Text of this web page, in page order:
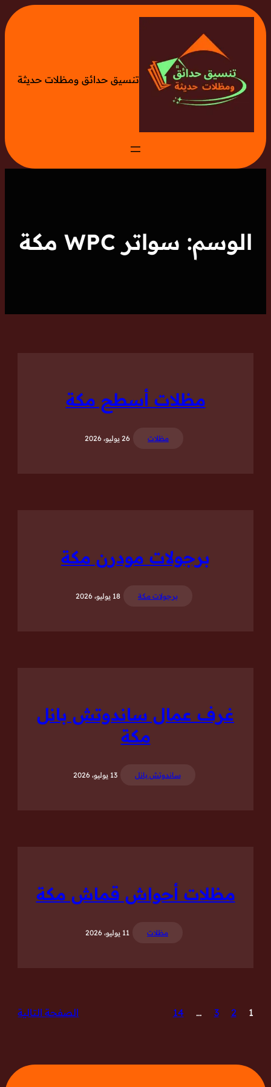
تخطى
إلى
تنسيق حدائق ومظلات حديثة
الوسم: سواتر WPC مكة
مظلات أسطح مكة
مظلات 26 يوليو، 2026
برجولات مودرن مكة
برجولات مكة 18 يوليو، 2026
غرف عمال ساندوتش بانل
مكة
ساندوتش بانل 13 يوليو، 2026
مظلات أحواش قماش مكة
مظلات 11 يوليو، 2026
1
2
3
…
14 الصفحة التالية